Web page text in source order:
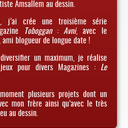
Amsallem au dessin.
j’ai crée une troisième série
Toboggan: Avni, avec le
blogueur de longue date !
un maximum, je réalise
pour divers Magazines : Le
plusieurs projets dont un
mon frère ainsi qu’avec le très
au dessin.